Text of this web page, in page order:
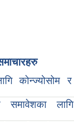
कोन्ज्योसोम
समावेशका